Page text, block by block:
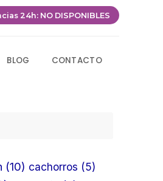
24h: NO DISPONIBLES
BLOG CONTACTO
(10) cachorros (5)